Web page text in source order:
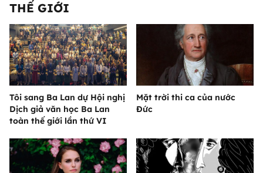
THẾ GIỚI
Tôi sang Ba Lan dự Hội nghị
Dịch giả văn học Ba Lan
toàn thế giới lần thứ VI
Mặt trời thi ca của nước
Đức